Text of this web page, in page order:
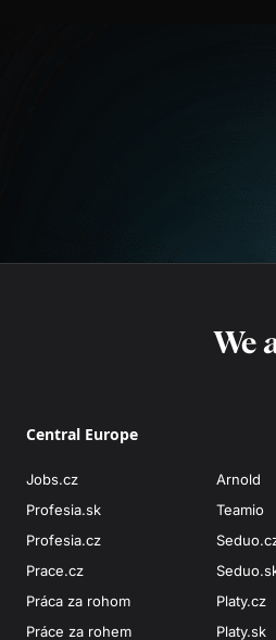
We
Central Europe
Jobs.cz
Profesia.sk
Profesia.cz
Prace.cz
Práca za rohom
Práce za rohem
Arnold
Teamio
Platy.cz
Platy.sk